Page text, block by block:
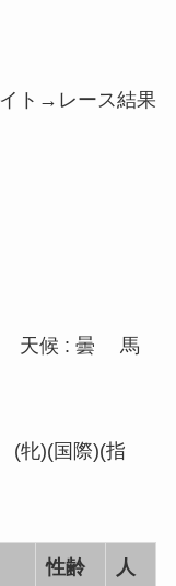
ト→レース結果
天候 : 曇 馬
(牝)(国際)(指
性齢 人